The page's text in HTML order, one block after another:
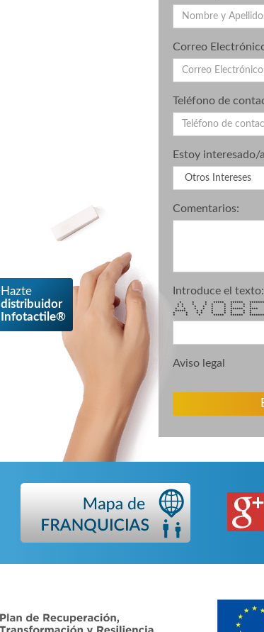
Hazte
distribuidor
Infotactile®
Correo
Teléfono de
Estoy interesado/
Comentarios:
Introduce el texto:
* * * ***** ****** *******
* * * * * * * *
* * * * * * * *
* * * * * * ******
***** * * * * *
* * * * * * * *
* * * ***** ****** *******
Aviso legal